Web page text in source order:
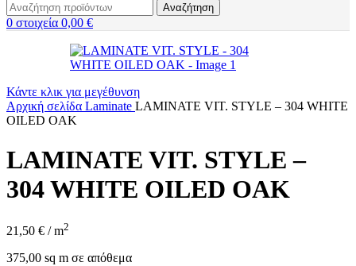
Αναζήτηση
0 στοιχεία 0,00 €
Κάντε κλικ για μεγέθυνση
Αρχική σελίδα Laminate LAMINATE VIT. STYLE – 304 WHITE
OILED OAK
LAMINATE VIT. STYLE –
304 WHITE OILED OAK
21,50 € / m2
375,00 sq m σε απόθεμα